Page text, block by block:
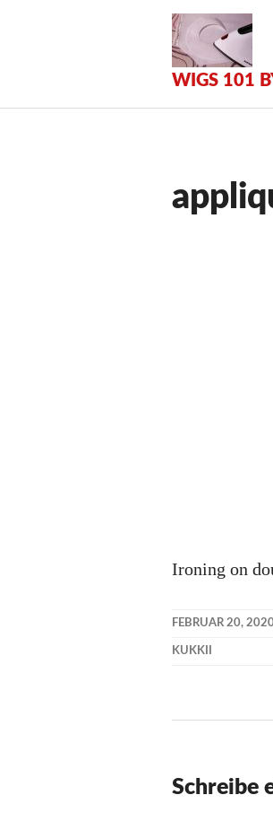
WIGS 101
Ironing on
FEBRUAR 20,
KUKKII
Schreibe